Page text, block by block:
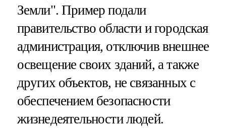
Земли". Пример подали
правительство области и городская
администрация, отключив внешнее
освещение своих зданий, а также
других объектов, не связанных с
обеспечением безопасности
жизнедеятельности людей.